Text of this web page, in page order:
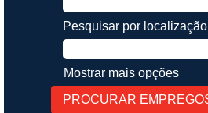
Pesquisar por localização
Mostrar mais opções